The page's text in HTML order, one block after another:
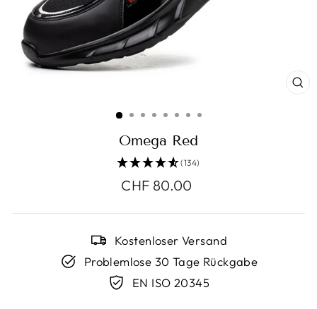
Omega Red
(134)
Normaler
CHF 80.00
Kostenloser Versand
Problemlose 30 Tage Rückgabe
EN ISO 20345